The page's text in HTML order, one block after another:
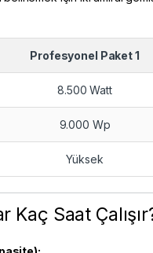
Profesyonel Paket 1
8.500 Watt
9.000 Wp
Yüksek
Kaç Saat